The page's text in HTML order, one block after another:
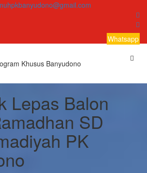
Whatsapp
Khusus Banyudono
Lepas Balon
SD
PK